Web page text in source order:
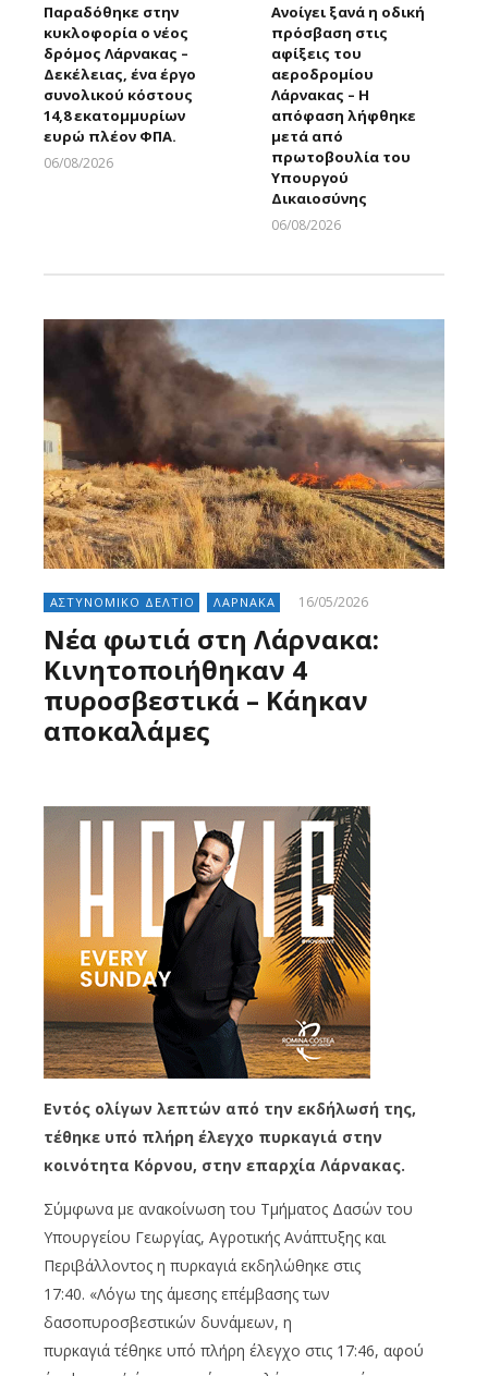
Παραδόθηκε στην
κυκλοφορία ο νέος
δρόμος Λάρνακας –
Δεκέλειας, ένα έργο
συνολικού κόστους
14,8 εκατομμυρίων
ευρώ πλέον ΦΠΑ.
06/08/2026
Ανοίγει ξανά η οδική
πρόσβαση στις
αφίξεις του
αεροδρομίου
Λάρνακας – Η
απόφαση λήφθηκε
μετά από
πρωτοβουλία του
Υπουργού
Δικαιοσύνης
06/08/2026
ΑΣΤΥΝΟΜΙΚΟ ΔΕΛΤΙΟ ΛΑΡΝΑΚΑ 16/05/2026
Νέα φωτιά στη Λάρνακα:
Κινητοποιήθηκαν 4
πυροσβεστικά – Κάηκαν
αποκαλάμες
Εντός ολίγων λεπτών από την εκδήλωσή της,
τέθηκε υπό πλήρη έλεγχο πυρκαγιά στην
κοινότητα Κόρνου, στην επαρχία Λάρνακας.
Σύμφωνα με ανακοίνωση του Τμήματος Δασών του
Υπουργείου Γεωργίας, Αγροτικής Ανάπτυξης και
Περιβάλλοντος η πυρκαγιά εκδηλώθηκε στις
17:40. «Λόγω της άμεσης επέμβασης των
δασοπυροσβεστικών δυνάμεων, η
πυρκαγιά τέθηκε υπό πλήρη έλεγχο στις 17:46, αφού